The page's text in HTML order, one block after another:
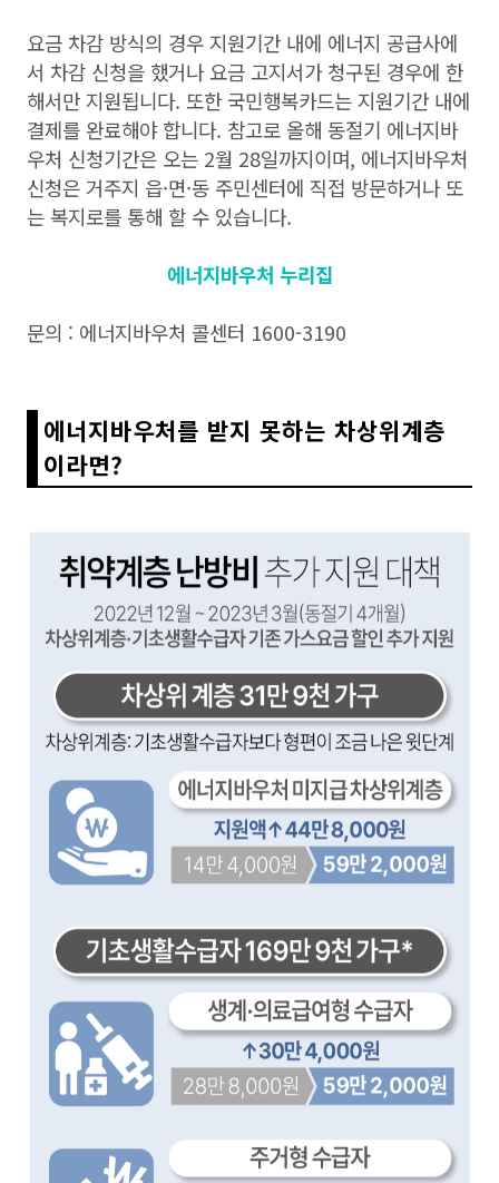
요금 차감 방식의 경우 지원기간 내에 에너지 공급사에
서 차감 신청을 했거나 요금 고지서가 청구된 경우에 한
해서만 지원됩니다. 또한 국민행복카드는 지원기간 내에
결제를 완료해야 합니다. 참고로 올해 동절기 에너지바
우처 신청기간은 오는 2월 28일까지이며, 에너지바우처
신청은 거주지 읍·면·동 주민센터에 직접 방문하거나 또
는 복지로를 통해 할 수 있습니다.
에너지바우처 누리집
문의 : 에너지바우처 콜센터 1600-3190
에너지바우처를 받지 못하는 차상위계층
이라면?